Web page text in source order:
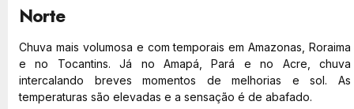
Norte
Chuva mais volumosa e com temporais em Amazonas, Roraima
e no Tocantins. Já no Amapá, Pará e no Acre, chuva
intercalando breves momentos de melhorias e sol. As
temperaturas são elevadas e a sensação é de abafado.